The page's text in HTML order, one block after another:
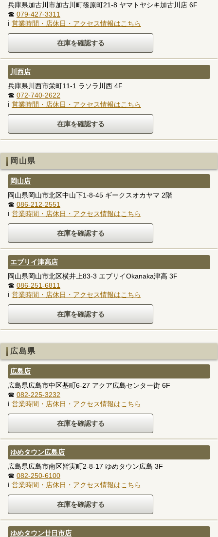
兵庫県加古川市加古川町篠原町21-8 ヤマトヤシキ加古川店 6F
☎ 079-427-3311
ℹ 営業時間・店休日・アクセス情報はこちら
川西店
兵庫県川西市栄町11-1 ラソラ川西 4F
☎ 072-740-2622
ℹ 営業時間・店休日・アクセス情報はこちら
岡山県
岡山店
岡山県岡山市北区中山下1-8-45 ギークスオカヤマ 2階
☎ 086-212-2551
ℹ 営業時間・店休日・アクセス情報はこちら
エブリイ津高店
岡山県岡山市北区横井上83-3 エブリイOkanaka津高 3F
☎ 086-251-6811
ℹ 営業時間・店休日・アクセス情報はこちら
広島県
広島店
広島県広島市中区基町6-27 アクア広島センター街 6F
☎ 082-225-3232
ℹ 営業時間・店休日・アクセス情報はこちら
ゆめタウン広島店
広島県広島市南区皆実町2-8-17 ゆめタウン広島 3F
☎ 082-250-6100
ℹ 営業時間・店休日・アクセス情報はこちら
ゆめタウン廿日市店